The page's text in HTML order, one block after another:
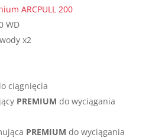
ARCPULL 200
WD
x2
ciągnięcia
PREMIUM do wyciągania
PREMIUM do wyciągania